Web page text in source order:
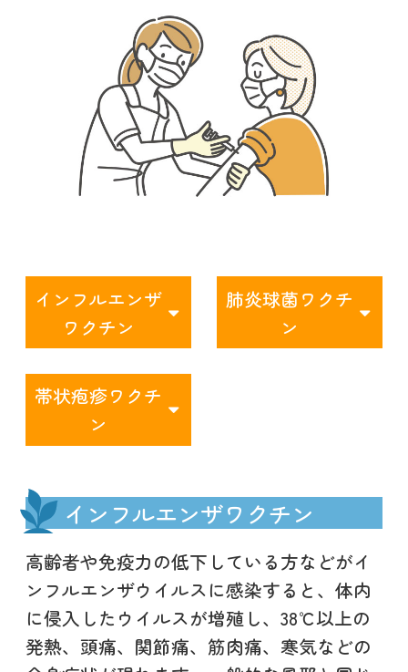
インフルエンザ
ワクチン
肺炎球菌ワクチ
ン
帯状疱疹ワクチ
ン
インフルエンザワクチン
高齢者や免疫力の低下している方などがイ
ンフルエンザウイルスに感染すると、体内
に侵入したウイルスが増殖し、38℃以上の
発熱、頭痛、関節痛、筋肉痛、寒気などの